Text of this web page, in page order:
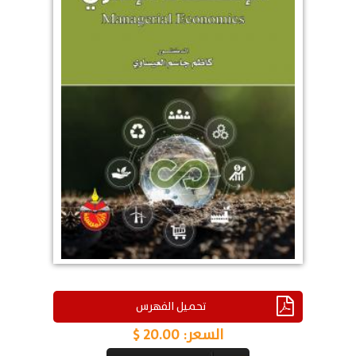
تحميل الفهرس
السعر: 20.00 $